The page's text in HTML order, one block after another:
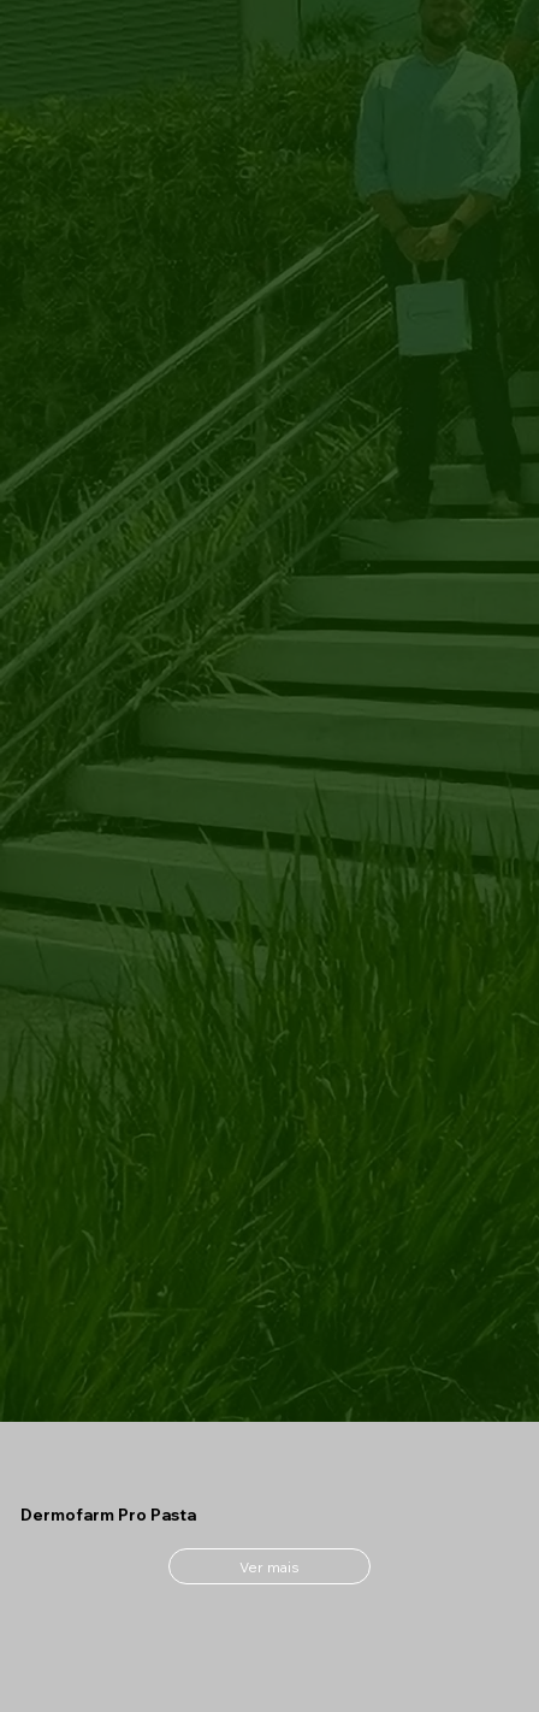
Dermofarm Pro Pasta
Ver mais